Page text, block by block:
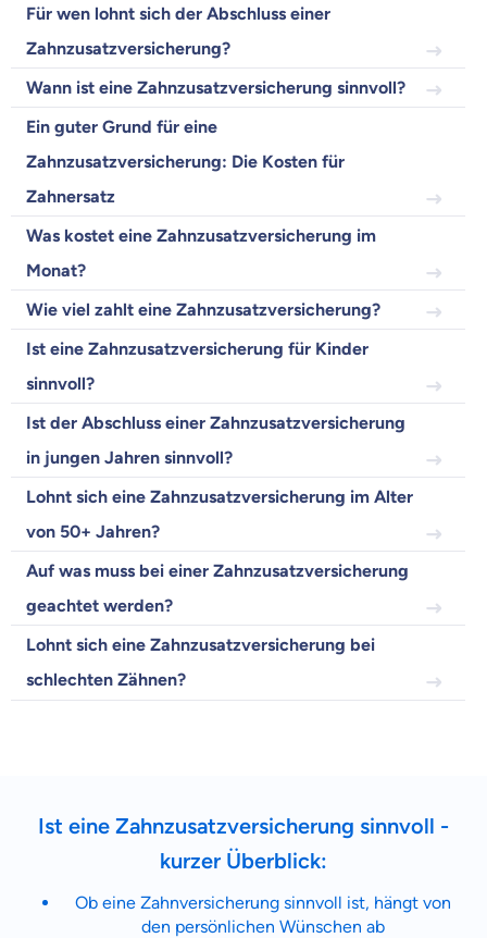
Für wen lohnt sich der Abschluss einer
Zahnzusatzversicherung?
Wann ist eine Zahnzusatzversicherung sinnvoll?
Ein guter Grund für eine
Zahnzusatzversicherung: Die Kosten für
Zahnersatz
Was kostet eine Zahnzusatzversicherung im
Monat?
Wie viel zahlt eine Zahnzusatzversicherung?
Ist eine Zahnzusatzversicherung für Kinder
sinnvoll?
Ist der Abschluss einer Zahnzusatzversicherung
in jungen Jahren sinnvoll?
Lohnt sich eine Zahnzusatzversicherung im Alter
von 50+ Jahren?
Auf was muss bei einer Zahnzusatzversicherung
geachtet werden?
Lohnt sich eine Zahnzusatzversicherung bei
schlechten Zähnen?
Ist eine Zahnzusatzversicherung sinnvoll -
kurzer Überblick:
Ob eine Zahnversicherung sinnvoll ist, hängt von
den persönlichen Wünschen ab
Wir helfen dir dabei Unterschiede in
Versicherungen zu verstehen
Wozu dürfen wir dich beraten?
Versicherungsprodukt wählen
Krankenvoll
Versicherung
Beamten
Zahnzusatz
Versicherung
Krankenhaus
Versicherung